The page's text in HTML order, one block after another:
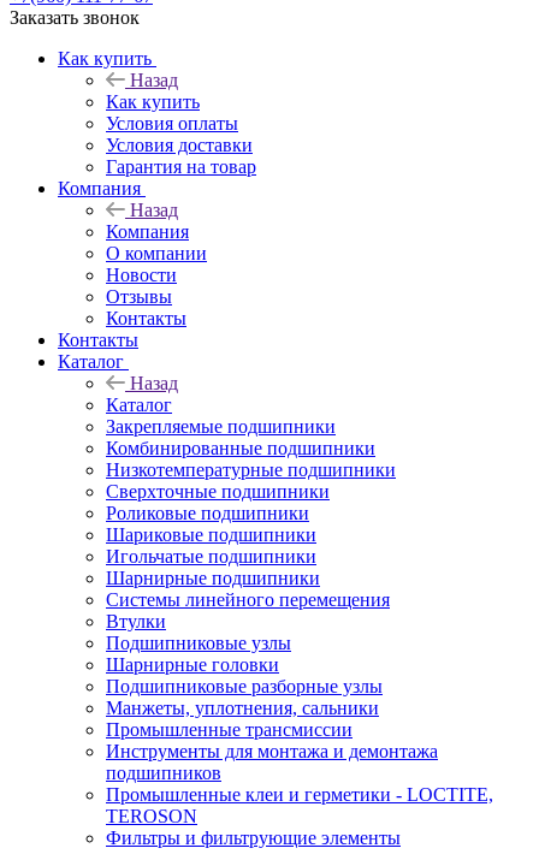
Заказать звонок
Как купить
Назад
Как купить
Условия оплаты
Условия доставки
Гарантия на товар
Компания
Назад
Компания
О компании
Новости
Отзывы
Контакты
Контакты
Каталог
Назад
Каталог
Закрепляемые подшипники
Комбинированные подшипники
Низкотемпературные подшипники
Сверхточные подшипники
Роликовые подшипники
Шариковые подшипники
Игольчатые подшипники
Шарнирные подшипники
Системы линейного перемещения
Втулки
Подшипниковые узлы
Шарнирные головки
Подшипниковые разборные узлы
Манжеты, уплотнения, сальники
Промышленные трансмиссии
Инструменты для монтажа и демонтажа
подшипников
Промышленные клеи и герметики - LOCTITE,
TEROSON
Фильтры и фильтрующие элементы